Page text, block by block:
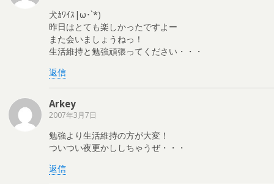
犬ｶﾜｲｽ|ω･`*)
昨日はとても楽しかったですよー
また会いましょうねっ！
生活維持と勉強頑張ってください・・・
返信
Arkey
2007年3月7日
勉強より生活維持の方が大変！
ついつい夜更かししちゃうぜ・・・
返信